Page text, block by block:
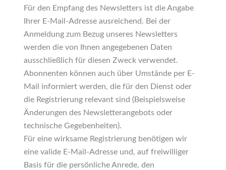
Für den Empfang des Newsletters ist die Angabe
Ihrer E-Mail-Adresse ausreichend. Bei der
Anmeldung zum Bezug unseres Newsletters
werden die von Ihnen angegebenen Daten
ausschließlich für diesen Zweck verwendet.
Abonnenten können auch über Umstände per E-
Mail informiert werden, die für den Dienst oder
die Registrierung relevant sind (Beispielsweise
Änderungen des Newsletterangebots oder
technische Gegebenheiten).
Für eine wirksame Registrierung benötigen wir
eine valide E-Mail-Adresse und, auf freiwilliger
Basis für die persönliche Anrede, den